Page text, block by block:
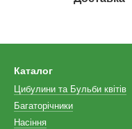
Каталог
Цибулини та Бульби квітів
Багаторічники
Насіння